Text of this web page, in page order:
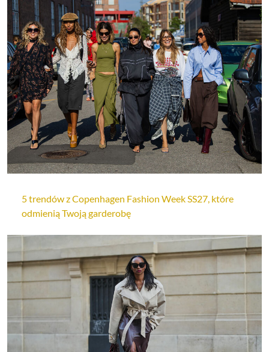
5 trendów z Copenhagen Fashion Week SS27, które
odmienią Twoją garderobę